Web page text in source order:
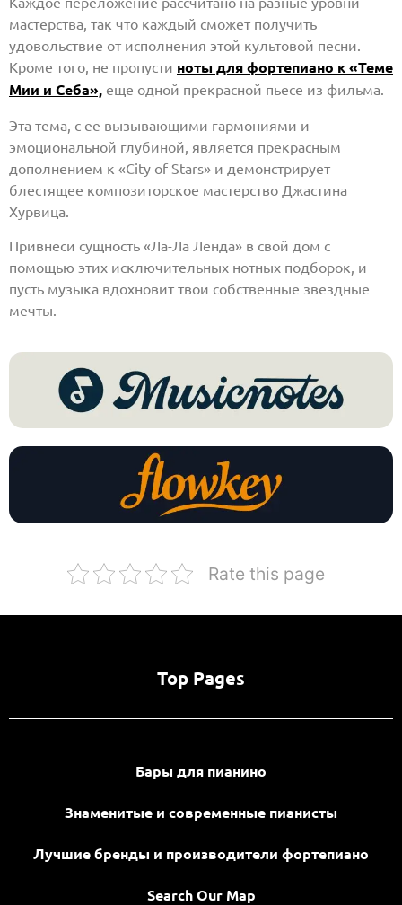
мастерства, так что каждый сможет получить
удовольствие от исполнения этой культовой песни.
Кроме того, не пропусти ноты для фортепиано к «Теме
Мии и Себа», еще одной прекрасной пьесе из фильма.
Эта тема, с ее вызывающими гармониями и
эмоциональной глубиной, является прекрасным
дополнением к «City of Stars» и демонстрирует
блестящее композиторское мастерство Джастина
Хурвица.
Привнеси сущность «Ла-Ла Ленда» в свой дом с
помощью этих исключительных нотных подборок, и
пусть музыка вдохновит твои собственные звездные
мечты.
Rate this page
Top Pages
Бары для пианино
Знаменитые и современные пианисты
Лучшие бренды и производители фортепиано
Search Our Map